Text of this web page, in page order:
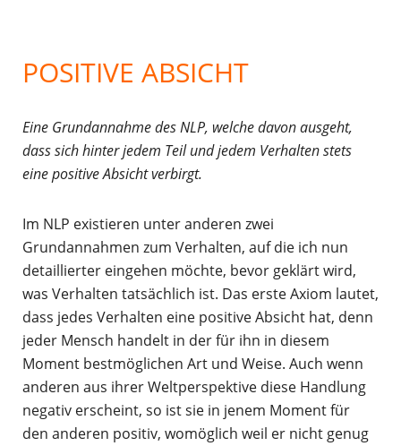
POSITIVE ABSICHT
Eine Grundannahme des NLP, welche davon ausgeht,
dass sich hinter jedem Teil und jedem Verhalten stets
eine positive Absicht verbirgt.
Im NLP existieren unter anderen zwei
Grundannahmen zum Verhalten, auf die ich nun
detaillierter eingehen möchte, bevor geklärt wird,
was Verhalten tatsächlich ist. Das erste Axiom lautet,
dass jedes Verhalten eine positive Absicht hat, denn
jeder Mensch handelt in der für ihn in diesem
Moment bestmöglichen Art und Weise. Auch wenn
anderen aus ihrer Weltperspektive diese Handlung
negativ erscheint, so ist sie in jenem Moment für
den anderen positiv, womöglich weil er nicht genug